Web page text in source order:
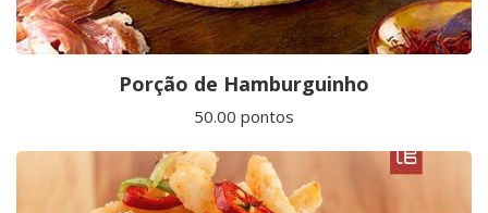
Porção de Hamburguinho
50.00 pontos